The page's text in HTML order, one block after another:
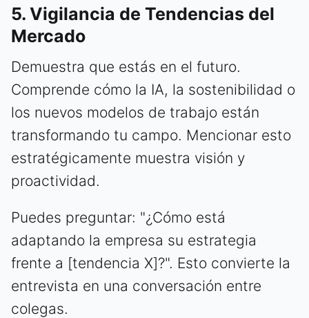
5. Vigilancia de Tendencias del
Mercado
Demuestra que estás en el futuro.
Comprende cómo la IA, la sostenibilidad o
los nuevos modelos de trabajo están
transformando tu campo. Mencionar esto
estratégicamente muestra visión y
proactividad.
Puedes preguntar: "¿Cómo está
adaptando la empresa su estrategia
frente a [tendencia X]?". Esto convierte la
entrevista en una conversación entre
colegas.